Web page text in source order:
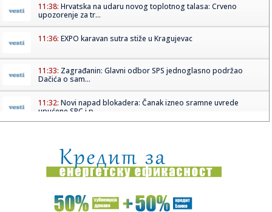
11:38: Hrvatska na udaru novog toplotnog talasa: Crveno
upozorenje za tr...
11:36: EXPO karavan sutra stiže u Kragujevac
11:33: Zagrađanin: Glavni odbor SPS jednoglasno podržao
Dačića o sam...
11:32: Novi napad blokadera: Čanak izneo sramne uvrede
upućene SPC i p...
11:31:Denver kao da radi protiv Jokića: Nikola ostao bez velike
podr...
11:31:TRAGEDIJA KOJA JE POTRESLA NBA: Poznat uzrok smrti NBA
košarka...